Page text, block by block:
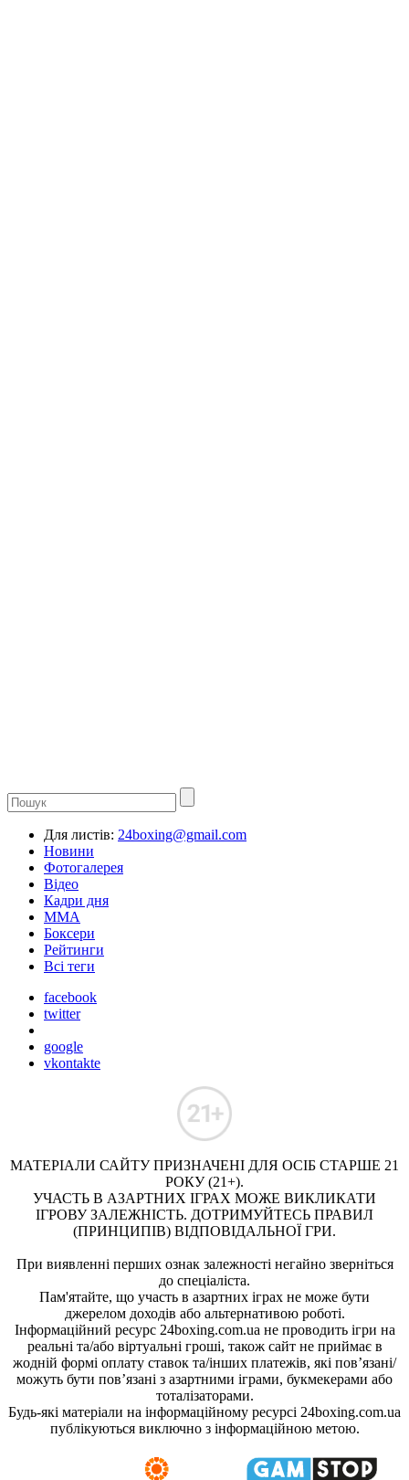
Для листів: 24boxing@gmail.com
Новини
Фотогалерея
Відео
Кадри дня
ММА
Боксери
Рейтинги
Всі теги
facebook
twitter
google
vkontakte
МАТЕРІАЛИ САЙТУ ПРИЗНАЧЕНІ ДЛЯ ОСІБ СТАРШЕ 21
РОКУ (21+).
УЧАСТЬ В АЗАРТНИХ ІГРАХ МОЖЕ ВИКЛИКАТИ
ІГРОВУ ЗАЛЕЖНІСТЬ. ДОТРИМУЙТЕСЬ ПРАВИЛ
(ПРИНЦИПІВ) ВІДПОВІДАЛЬНОЇ ГРИ.
При виявленні перших ознак залежності негайно зверніться
до спеціаліста.
Пам'ятайте, що участь в азартних іграх не може бути
джерелом доходів або альтернативою роботі.
Інформаційний ресурс 24boxing.com.ua не проводить ігри на
реальні та/або віртуальні гроші, також сайт не приймає в
жодній формі оплату ставок та/інших платежів, які пов’язані/
можуть бути пов’язані з азартними іграми, букмекерами або
тоталізаторами.
Будь-які матеріали на інформаційному ресурсі 24boxing.com.ua
публікуються виключно з інформаційною метою.